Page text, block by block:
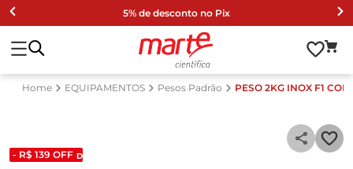
5% de desconto no Pix
EQUIPAMENTOS Pesos Padrão PESO 2KG INOX F1
- R$ 139 OFF DESCONTO DE LISTA 2024